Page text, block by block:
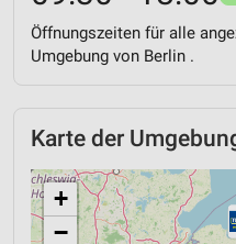
Öffnungszeiten für alle
Umgebung von Berlin .
Karte der
+
−